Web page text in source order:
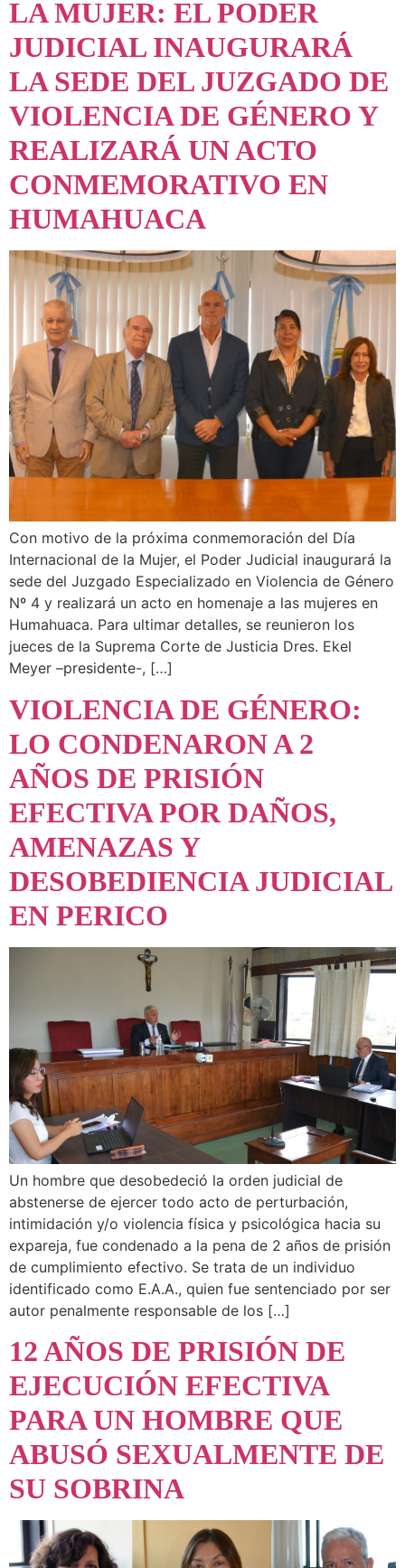
LA MUJER: EL PODER
JUDICIAL INAUGURARÁ
LA SEDE DEL JUZGADO DE
VIOLENCIA DE GÉNERO Y
REALIZARÁ UN ACTO
CONMEMORATIVO EN
HUMAHUACA
Con motivo de la próxima conmemoración del Día
Internacional de la Mujer, el Poder Judicial inaugurará la
sede del Juzgado Especializado en Violencia de Género
Nº 4 y realizará un acto en homenaje a las mujeres en
Humahuaca. Para ultimar detalles, se reunieron los
jueces de la Suprema Corte de Justicia Dres. Ekel
Meyer –presidente-, […]
VIOLENCIA DE GÉNERO:
LO CONDENARON A 2
AÑOS DE PRISIÓN
EFECTIVA POR DAÑOS,
AMENAZAS Y
DESOBEDIENCIA JUDICIAL
EN PERICO
Un hombre que desobedeció la orden judicial de
abstenerse de ejercer todo acto de perturbación,
intimidación y/o violencia física y psicológica hacia su
expareja, fue condenado a la pena de 2 años de prisión
de cumplimiento efectivo. Se trata de un individuo
identificado como E.A.A., quien fue sentenciado por ser
autor penalmente responsable de los […]
12 AÑOS DE PRISIÓN DE
EJECUCIÓN EFECTIVA
PARA UN HOMBRE QUE
ABUSÓ SEXUALMENTE DE
SU SOBRINA